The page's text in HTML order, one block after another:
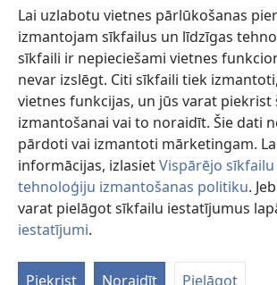
Lai uzlabotu vietnes pārlūkošanas
izmantojam sīkfailus un līdzīgas
sīkfaili ir nepieciešami vietnes
nevar izslēgt. Citi sīkfaili tiek
vietnes funkcijas, un jūs varat piekrist
izmantošanai vai to noraidīt. Šie dati
pārdoti vai izmantoti mārketingam.
informācijas, izlasietVispārējo
tehnoloģiju izmantošanas politiku.
varat pielāgot sīkfailu iestatījumus
iestatījumi.
Piekrist Noraidīt Pielāgot
new
window)Sargtorņa TIEŠSAISTES BIBLIOTĒKA
(opens
new
window)JW Hub ®
(opens
new
window)JW Library ®
Copyright© 2026 Watch Tower Bible and Tract
LIETOŠANAS NOTEIKUMI